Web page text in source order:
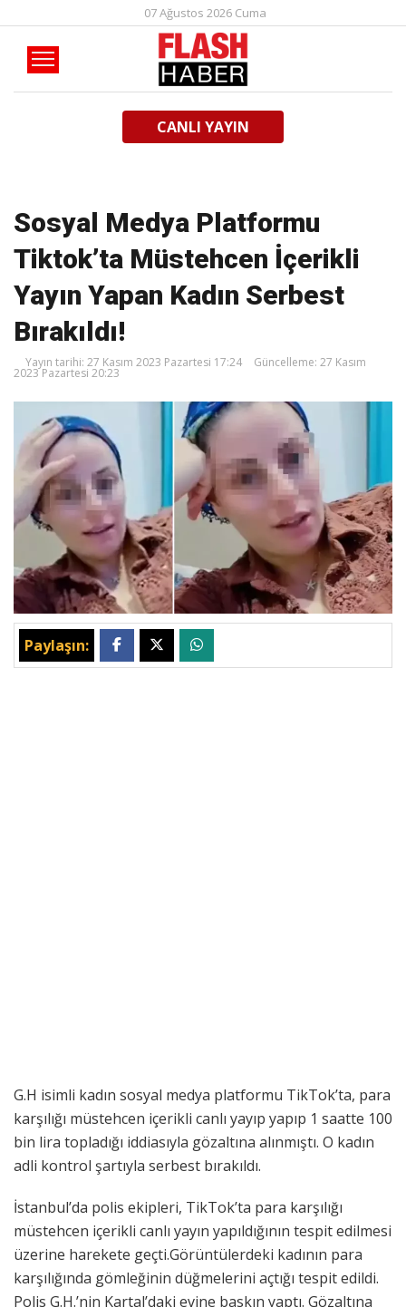
07 Ağustos 2026 Cuma
CANLI YAYIN
Sosyal Medya Platformu
Tiktok’ta Müstehcen İçerikli
Yayın Yapan Kadın Serbest
Bırakıldı!
Yayın tarihi: 27 Kasım 2023 Pazartesi 17:24 Güncelleme: 27 Kasım
2023 Pazartesi 20:23
Paylaşın:
G.H isimli kadın sosyal medya platformu TikTok’ta, para
karşılığı müstehcen içerikli canlı yayıp yapıp 1 saatte 100
bin lira topladığı iddiasıyla gözaltına alınmıştı. O kadın
adli kontrol şartıyla serbest bırakıldı.
İstanbul’da polis ekipleri, TikTok’ta para karşılığı
müstehcen içerikli canlı yayın yapıldığının tespit edilmesi
üzerine harekete geçti.Görüntülerdeki kadının para
karşılığında gömleğinin düğmelerini açtığı tespit edildi.
Polis G.H.’nin Kartal’daki evine baskın yaptı. Gözaltına